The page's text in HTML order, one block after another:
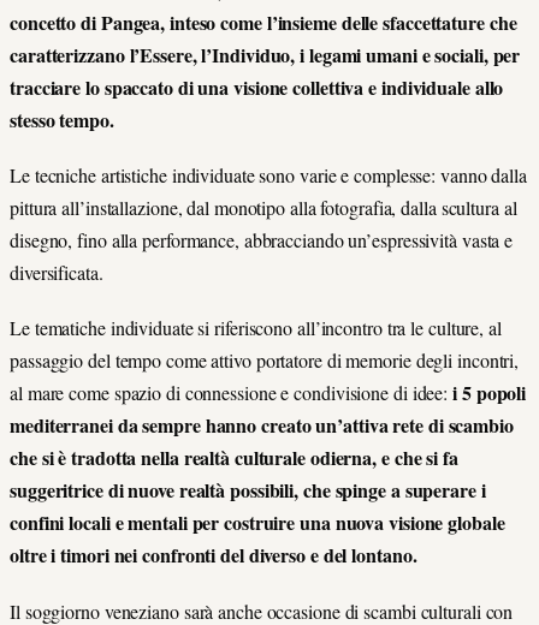
concetto di Pangea, inteso come l’insieme delle sfaccettature che
caratterizzano l’Essere, l’Individuo, i legami umani e sociali, per
tracciare lo spaccato di una visione collettiva e individuale allo
stesso tempo.
Le tecniche artistiche individuate sono varie e complesse: vanno dalla
pittura all’installazione, dal monotipo alla fotografia, dalla scultura al
disegno, fino alla performance, abbracciando un’espressività vasta e
diversificata.
Le tematiche individuate si riferiscono all’incontro tra le culture, al
passaggio del tempo come attivo portatore di memorie degli incontri,
al mare come spazio di connessione e condivisione di idee:i 5 popoli
mediterranei da sempre hanno creato un’attiva rete di scambio
che si è tradotta nella realtà culturale odierna, e che si fa
suggeritrice di nuove realtà possibili, che spinge a superare i
confini locali e mentali per costruire una nuova visione globale
oltre i timori nei confronti del diverso e del lontano.
Il soggiorno veneziano sarà anche occasione di scambi culturali con